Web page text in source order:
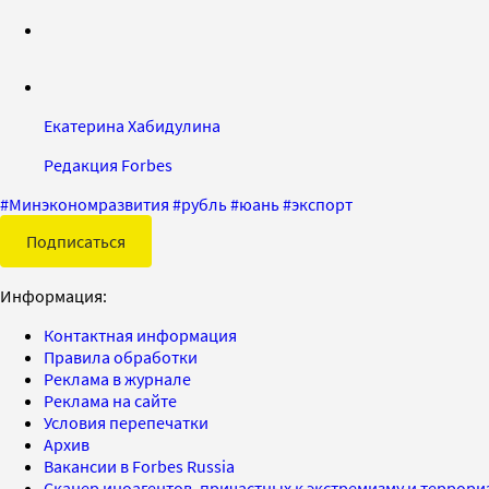
Екатерина Хабидулина
Редакция Forbes
#Минэкономразвития #рубль#юань#экспорт
Подписаться
Информация:
Контактная информация
Правила обработки
Реклама в журнале
Реклама на сайте
Условия перепечатки
Архив
Вакансии в Forbes Russia